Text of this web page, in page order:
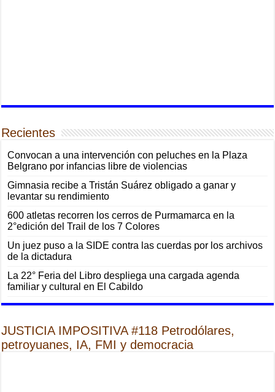
Recientes
Convocan a una intervención con peluches en la Plaza
Belgrano por infancias libre de violencias
Gimnasia recibe a Tristán Suárez obligado a ganar y
levantar su rendimiento
600 atletas recorren los cerros de Purmamarca en la
2°edición del Trail de los 7 Colores
Un juez puso a la SIDE contra las cuerdas por los archivos
de la dictadura
La 22° Feria del Libro despliega una cargada agenda
familiar y cultural en El Cabildo
JUSTICIA IMPOSITIVA #118 Petrodólares,
petroyuanes, IA, FMI y democracia